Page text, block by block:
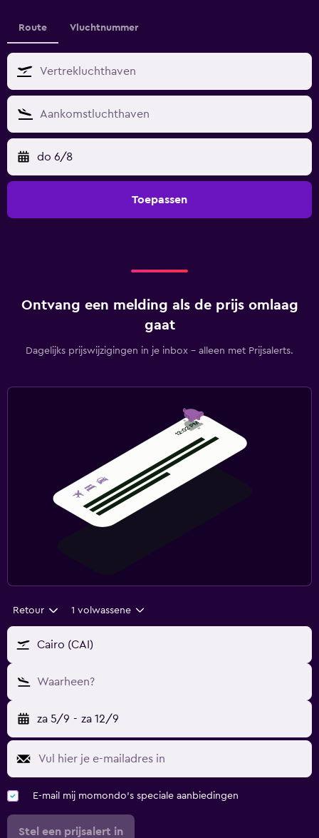
Route Vluchtnummer
do 6/8
Toepassen
Ontvang een melding als de prijs omlaag
gaat
Dagelijks prijswijzigingen in je inbox - alleen met Prijsalerts.
Retour 1 volwassene
Cairo (CAI)
Waarheen?
za 5/9 - za 12/9
E-mail mij momondo's speciale aanbiedingen
Stel een prijsalert in